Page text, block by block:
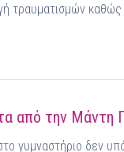
καθώς
από την Μάντη
γυμναστήριο δεν